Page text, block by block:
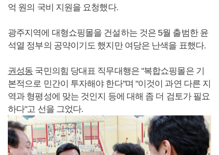
억 원의 국비 지원을 요청했다.
광주지역에 대형쇼핑몰을 건설하는 것은 5월 출범한 윤
석열 정부의 공약이기도 했지만 여당은 난색을 표했다.
권성동 국민의힘 당대표 직무대행은 "복합쇼핑몰은 기
본적으로 민간이 투자해야 한다"며 "이것이 과연 다른 지
역과 형평성에 맞는 것인지 등에 대해 좀 더 검토가 필요
하다"고 선을 그었다.